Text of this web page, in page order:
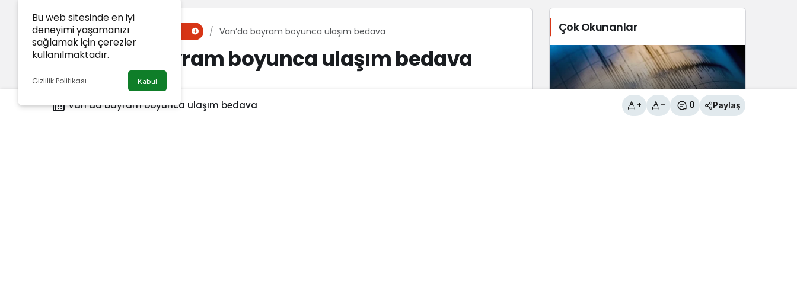
Haberler Van’da bayram boyunca ulaşım bedava
Van’da bayram boyunca ulaşım bedava
25 Mart 2026, 07:17 yayınlandı
Van’da bayram boyunca ulaşım bedava + - 0 Paylaş
Çok Okunanlar
Tuşba İlçesi’nde 3.8 büyüklüğünde
Bu web sitesinde en iyi
deneyimi yaşamanızı
sağlamak için çerezler
kullanılmaktadır.
Gizlilik Politikası Kabul